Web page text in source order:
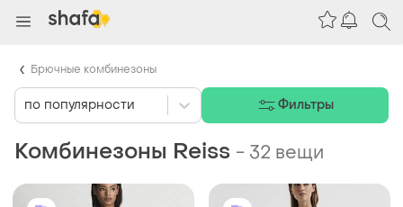
Комбинезоны Reiss - 32 вещи
по популярности Фильтры
Брючные комбинезоны